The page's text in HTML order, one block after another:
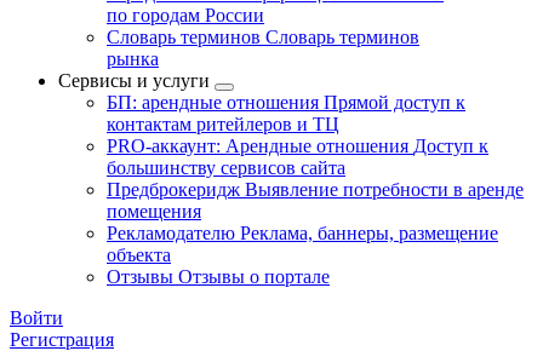
по городам России
Словарь терминов Словарь терминов
рынка
Сервисы и услуги
БП: арендные отношения Прямой доступ к
контактам ритейлеров и ТЦ
PRO-аккаунт: Арендные отношения Доступ к
большинству сервисов сайта
Предброкеридж Выявление потребности в аренде
помещения
Рекламодателю Реклама, баннеры, размещение
объекта
Отзывы Отзывы о портале
Войти
Регистрация